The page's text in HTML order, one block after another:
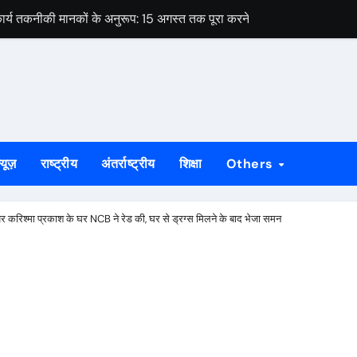
तकनीकी मानकों के अनुरूप: 15 अगस्त तक पूरा करने का लक्ष्य
नाम सूची से कटने की आशंका, 4 सितंबर तक दावा-आपत्ति का मौका
के शिवभक्तों को मिला पहचान पत्र
और संगठन मजबूती पर दिया गया जोर, पूर्व मंत्री ने दी दिशा निर्देश
सवाल, घटिया गुणवत्ता और अनियमितता के लगे आरोप
राष्ट्रीय अंतर्राष्ट्रीय शिक्षा Others
करिश्मा प्रकाश के घर NCB ने रेड की, घर से ड्रग्स मिलने के बाद भेजा समन